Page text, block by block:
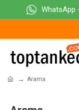
WhatsApp
Arama